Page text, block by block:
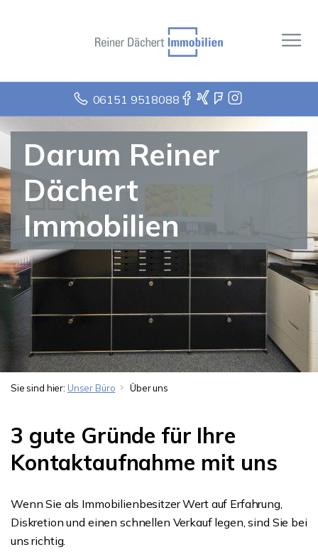
06151 9518088
Darum Reiner
Dächert
Immobilien
Sie sind hier: Unser Büro Über uns
3 gute Gründe für Ihre
Kontaktaufnahme mit uns
Wenn Sie als Immobilienbesitzer Wert auf Erfahrung,
Diskretion und einen schnellen Verkauf legen, sind Sie bei
uns richtig.